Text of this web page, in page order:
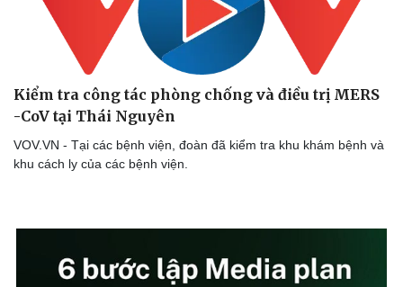
Thể thao
Lịch thi đấu bóng đá
Thế giới thể thao
Ô tô - Xe máy
Xe máy
Kiểm tra công tác phòng chống và điều trị MERS
-CoV tại Thái Nguyên
VOV.VN - Tại các bệnh viện, đoàn đã kiểm tra khu khám bệnh và
khu cách ly của các bệnh viện.